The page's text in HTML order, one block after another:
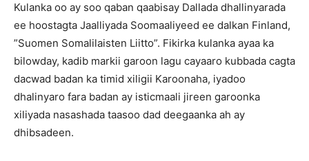
Kulanka oo ay soo qaban qaabisay Dallada dhallinyarada
ee hoostagta Jaalliyada Soomaaliyeed ee dalkan Finland,
”Suomen Somalilaisten Liitto”. Fikirka kulanka ayaa ka
bilowday, kadib markii garoon lagu cayaaro kubbada cagta
dacwad badan ka timid xiligii Karoonaha, iyadoo
dhalinyaro fara badan ay isticmaali jireen garoonka
xiliyada nasashada taasoo dad deegaanka ah ay
dhibsadeen.